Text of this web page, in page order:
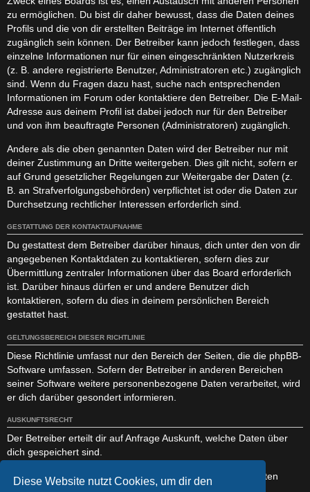
Diese Website nutzt Cookies, um dir den
zu ermöglichen. Du bist dir daher bewusst, dass die Daten deines
Profils und die von dir erstellten Beiträge im Internet öffentlich
zugänglich sein können. Der Betreiber kann jedoch festlegen, dass
einzelne Informationen nur für einen eingeschränkten Nutzerkreis
(z. B. andere registrierte Benutzer, Administratoren etc.) zugänglich
sind. Wenn du Fragen dazu hast, suche nach entsprechenden
Informationen im Forum oder kontaktiere den Betreiber. Die E-Mail-
Adresse aus deinem Profil ist dabei jedoch nur für den Betreiber
und von ihm beauftragte Personen (Administratoren) zugänglich.
Andere als die oben genannten Daten wird der Betreiber nur mit
deiner Zustimmung an Dritte weitergeben. Dies gilt nicht, sofern er
auf Grund gesetzlicher Regelungen zur Weitergabe der Daten (z.
B. an Strafverfolgungsbehörden) verpflichtet ist oder die Daten zur
Durchsetzung rechtlicher Interessen erforderlich sind.
GESTATTUNG DER KONTAKTAUFNAHME
Du gestattest dem Betreiber darüber hinaus, dich unter den von dir
angegebenen Kontaktdaten zu kontaktieren, sofern dies zur
Übermittlung zentraler Informationen über das Board erforderlich
ist. Darüber hinaus dürfen er und andere Benutzer dich
kontaktieren, sofern du dies in deinem persönlichen Bereich
gestattet hast.
GELTUNGSBEREICH DIESER RICHTLINIE
Diese Richtlinie umfasst nur den Bereich der Seiten, die die phpBB-
Software umfassen. Sofern der Betreiber in anderen Bereichen
seiner Software weitere personenbezogene Daten verarbeitet, wird
er dich darüber gesondert informieren.
AUSKUNFTSRECHT
Der Betreiber erteilt dir auf Anfrage Auskunft, welche Daten über
dich gespeichert sind.
Du kannst jederzeit die Löschung bzw. Sperrung deiner Daten
verlangen. Kontaktiere hierzu bitte den Betreiber.